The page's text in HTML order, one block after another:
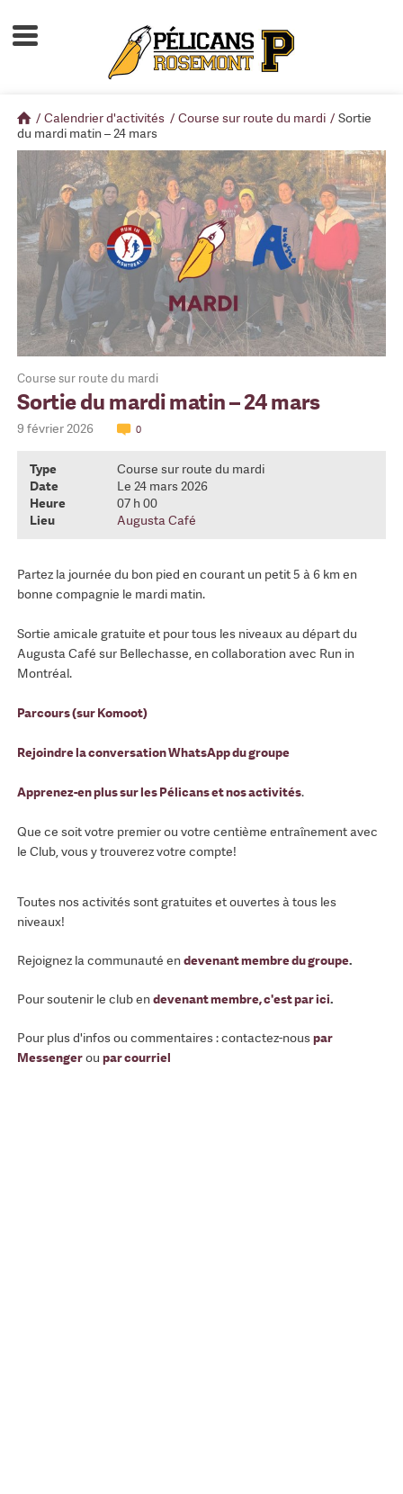
Accueil
Calendrier d'activités
Boutique
Devenir membre
/ Calendrier d'activités / Course sur route du mardi / Sortie
du mardi matin – 24 mars
Course sur route du mardi
Sortie du mardi matin – 24 mars
9 février 2026 0
Type
Course sur route du mardi
Date
Le 24 mars 2026
Heure
07 h 00
Lieu
Augusta Café
Partez la journée du bon pied en courant un petit 5 à 6 km en
bonne compagnie le mardi matin.
Sortie amicale gratuite et pour tous les niveaux au départ du
Augusta Café sur Bellechasse, en collaboration avec Run in
Montréal.
Parcours (sur Komoot)
Rejoindre la conversation WhatsApp du groupe
Apprenez-en plus sur les Pélicans et nos activités.
Que ce soit votre premier ou votre centième entraînement avec
le Club, vous y trouverez votre compte!
Toutes nos activités sont gratuites et ouvertes à tous les
niveaux!
Rejoignez la communauté endevenant membre du groupe.
Pour soutenir le club endevenant membre, c'est par ici.
Pour plus d'infos ou commentaires : contactez-nouspar
Messengerou par courriel